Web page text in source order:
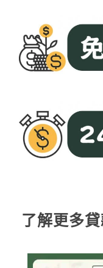
了解更多